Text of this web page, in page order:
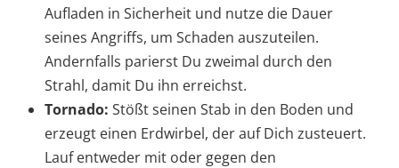
Aufladen in Sicherheit und nutze die Dauer
seines Angriffs, um Schaden auszuteilen.
Andernfalls parierst Du zweimal durch den
Strahl, damit Du ihn erreichst.
Tornado: Stößt seinen Stab in den Boden und
erzeugt einen Erdwirbel, der auf Dich zusteuert.
Lauf entweder mit oder gegen den